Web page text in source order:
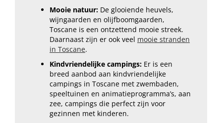
Mooie natuur: De glooiende heuvels,
wijngaarden en olijfboomgaarden,
Toscane is een ontzettend mooie streek.
Daarnaast zijn er ook veel mooie stranden
in Toscane.
Kindvriendelijke campings: Er is een
breed aanbod aan kindvriendelijke
campings in Toscane met zwembaden,
speeltuinen en animatieprogramma’s, aan
zee, campings die perfect zijn voor
gezinnen met kinderen.